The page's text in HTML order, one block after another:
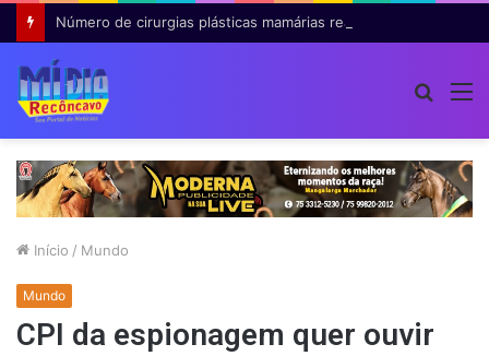
Início / Mundo
Mundo
CPI da espionagem quer ouvir